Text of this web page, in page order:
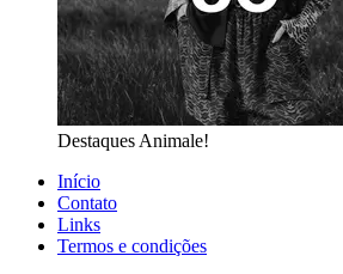
Destaques Animale!
Início
Contato
Links
Termos e condições